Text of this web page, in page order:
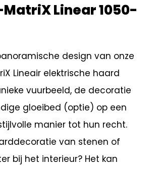
Linear 1050-
design van onze
Lineair elektrische haard
vuurbeeld, de decoratie
gloeibed (optie) op een
manier tot hun recht.
van stenen of
bij het interieur? Het kan